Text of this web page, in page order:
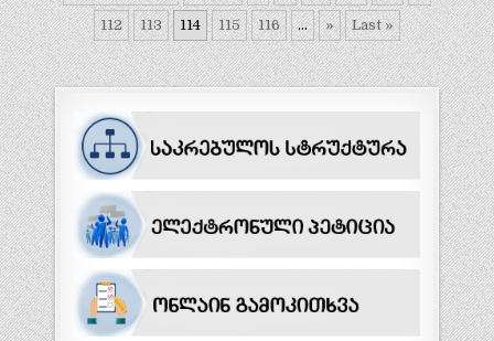
112 113 114 115 116 ... » Last »